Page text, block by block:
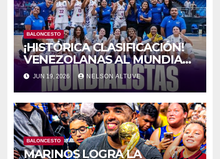
BALONCESTO
¡HISTÓRICA CLASIFICACIÓN!
VENEZOLANAS AL MUNDIAL
DE BALONCESTO
JUN 19, 2026 NELSON ALTUVE
BALONCESTO
MARINOS LOGRA LA